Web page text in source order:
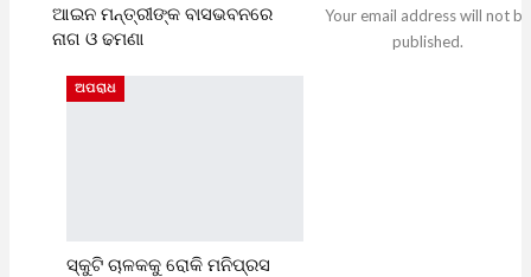
ଆଇନ ମନ୍ତ୍ରୀଙ୍କ ବାସଭବନରେ
ନାଗ ଓ ଢମଣା
ଅପରାଧ
ସ୍କୁଟି ଚାଳକକୁ ରୋକି ମନିପ୍ରସ
Your email address will not be
published.